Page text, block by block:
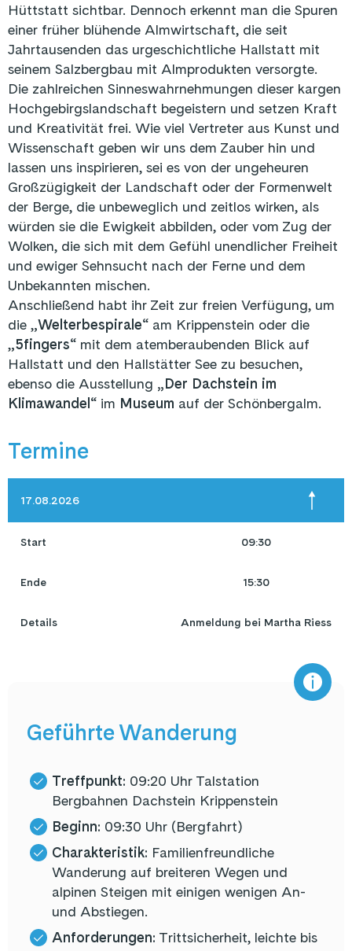
Hüttstatt sichtbar. Dennoch erkennt man die Spuren
einer früher blühende Almwirtschaft, die seit
Jahrtausenden das urgeschichtliche Hallstatt mit
seinem Salzbergbau mit Almprodukten versorgte.
Die zahlreichen Sinneswahrnehmungen dieser kargen
Hochgebirgslandschaft begeistern und setzen Kraft
und Kreativität frei. Wie viel Vertreter aus Kunst und
Wissenschaft geben wir uns dem Zauber hin und
lassen uns inspirieren, sei es von der ungeheuren
Großzügigkeit der Landschaft oder der Formenwelt
der Berge, die unbeweglich und zeitlos wirken, als
würden sie die Ewigkeit abbilden, oder vom Zug der
Wolken, die sich mit dem Gefühl unendlicher Freiheit
und ewiger Sehnsucht nach der Ferne und dem
Unbekannten mischen.
Anschließend habt ihr Zeit zur freien Verfügung, um
die „Welterbespirale“ am Krippenstein oder die
„5fingers“ mit dem atemberaubenden Blick auf
Hallstatt und den Hallstätter See zu besuchen,
ebenso die Ausstellung „Der Dachstein im
Klimawandel “ im Museum auf der Schönbergalm.
Termine
17.08.2026
Start 09:30
Ende 15:30
Details Anmeldung bei Martha Riess
Geführte Wanderung
Treffpunkt: 09:20 Uhr Talstation
Bergbahnen Dachstein Krippenstein
Beginn: 09:30 Uhr (Bergfahrt)
Charakteristik: Familienfreundliche
Wanderung auf breiteren Wegen und
alpinen Steigen mit einigen wenigen An-
und Abstiegen.
Anforderungen: Trittsicherheit, leichte bis